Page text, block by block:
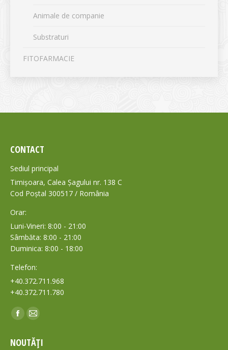
Animale de companie
Substraturi
FITOFARMACIE
CONTACT
Sediul principal
Timișoara, Calea Șagului nr. 138 C
Cod Poștal 300517 / România
Orar:
Luni-Vineri: 8:00 - 21:00
Sâmbăta: 8:00 - 21:00
Duminica: 8:00 - 18:00
Telefon:
+40.372.711.968
+40.372.711.780
Find us on:
Facebook
opens
Mail
opens
NOUTĂȚI